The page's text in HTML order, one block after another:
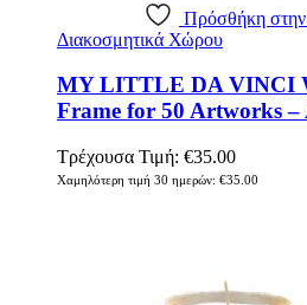
Πρόσθήκη στην
Διακοσμητικά Χώρου
MY LITTLE DA VINCI
Frame for 50 Artworks –
Τρέχουσα Τιμή: €35.00
Χαμηλότερη τιμή 30 ημερών: €35.00